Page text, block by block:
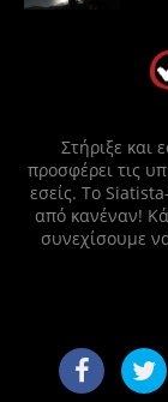
Στήριξε και
προσφέρει τις
εσείς. Το
από κανέναν!
συνεχίσουμε